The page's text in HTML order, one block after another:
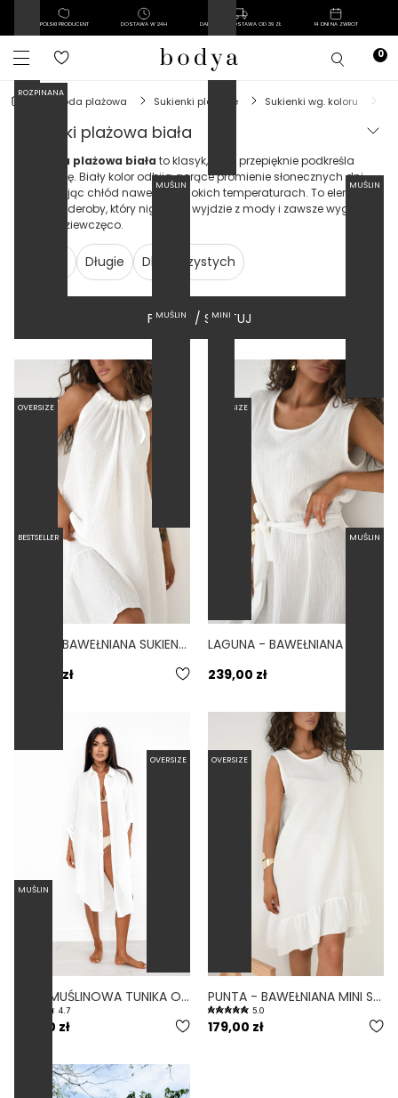
POLSKI PRODUCENT DOSTAWA W 24H DARMOWA DOSTAWA OD 39 ZŁ 14 DNI NA ZWROT
moda plażowa sukienki plażowe sukienki wg. koloru
sukienki plażowa biała
Sukienka plażowa biała to klasyk, który przepięknie podkreśla
opaleniznę. Biały kolor odbija gorące promienie słonecznych dni,
zapewniając chłód nawet w wysokich temperaturach. To element
letniej garderoby, który nigdy nie wyjdzie z mody i zawsze wygląda
świeżo i dziewczęco.
Długie Dla puszystych
FILTRUJ / SORTUJ
MUŚLIN
OVERSIZE
BAHIA - BAWEŁNIANA SUKIENKA MIDI Z MUŚLINU BIAŁA
239,00 zł
MUŚLIN
OVERSIZE
239,00 zł
ROZPINANA
MUŚLIN
BESTSELLER
OVERSIZE
LUZ - MUŚLINOWA TUNIKA OVERSIZE NA GUZIKI BIAŁA
4.7
199,00 zł
MINI
MUŚLIN
OVERSIZE
PUNTA - BAWEŁNIANA MINI SUKIENKA OVERSIZE Z MUŚLINU BIAŁA
5.0
179,00 zł
MUŚLIN